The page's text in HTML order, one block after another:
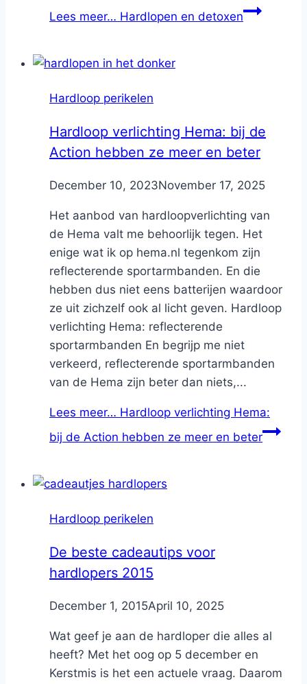
Lees meer… Hardlopen en detoxen
Hardloop perikelen
Hardloop verlichting Hema: bij de
Action hebben ze meer en beter
ByNicole
December 10, 2023November 17, 2025
Het aanbod van hardloopverlichting van
de Hema valt me behoorlijk tegen. Het
enige wat ik op hema.nl tegenkom zijn
reflecterende sportarmbanden. En die
hebben dus niet eens batterijen waardoor
ze uit zichzelf ook al licht geven. Hardloop
verlichting Hema: reflecterende
sportarmbanden En begrijp me niet
verkeerd, reflecterende sportarmbanden
van de Hema zijn beter dan niets,...
Lees meer… Hardloop verlichting Hema:
bij de Action hebben ze meer en beter
Hardloop perikelen
De beste cadeautips voor
hardlopers 2015
ByNicole
December 1, 2015April 10, 2025
Wat geef je aan de hardloper die alles al
heeft? Met het oog op 5 december en
Kerstmis is het een actuele vraag. Daarom